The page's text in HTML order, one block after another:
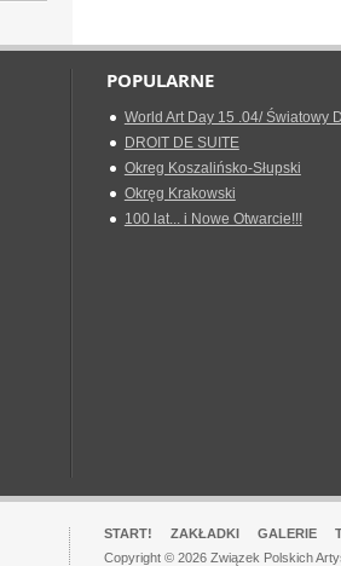
POPULARNE
World Art Day 15 .04/ Światowy
DROIT DE SUITE
Okreg Koszalińsko-Słupski
Okręg Krakowski
100 lat... i Nowe Otwarcie!!!
START! ZAKŁADKI GALERIE
Copyright © 2026 Związek Polskich